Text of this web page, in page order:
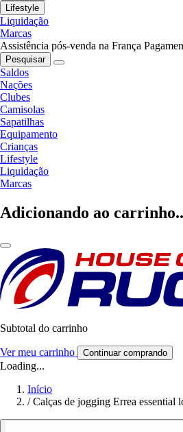
Lifestyle
Liquidação
Marcas
Assistência pós-venda na França
Pesquisar
Saldos
Nações
Clubes
Camisolas
Sapatilhas
Equipamento
Crianças
Lifestyle
Liquidação
Marcas
Adicionando ao
Subtotal do carrinho
Ver meu carrinho Continuar comprando
Loading...
Início
/ Calças de jogging Errea essential